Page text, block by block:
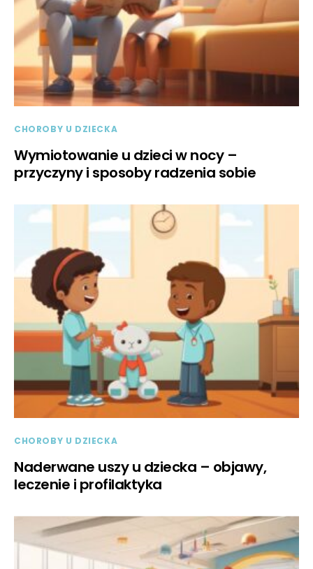
CHOROBY U DZIECKA
Wymiotowanie u dzieci w nocy –
przyczyny i sposoby radzenia sobie
CHOROBY U DZIECKA
Naderwane uszy u dziecka – objawy,
leczenie i profilaktyka